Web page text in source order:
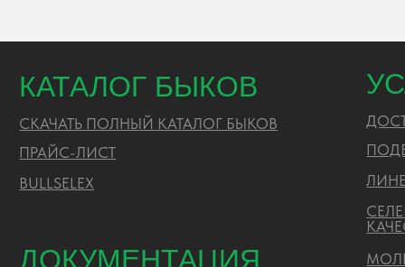
ДОКУМЕНТАЦИЯ
ПРАЙС-ЛИСТ
CОУТ
АККРЕДИТАЦИЯ ПО ЛАБОРАТОРИИ